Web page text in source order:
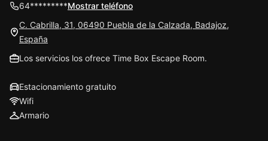
64*********Mostrar teléfono
C. Cabrilla, 31, 06490 Puebla de la Calzada, Badajoz,
España
Los servicios los ofrece Time Box Escape Room.
Estacionamiento gratuito
Wifi
Armario